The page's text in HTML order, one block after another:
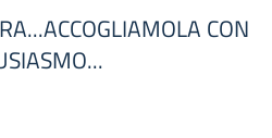
CON